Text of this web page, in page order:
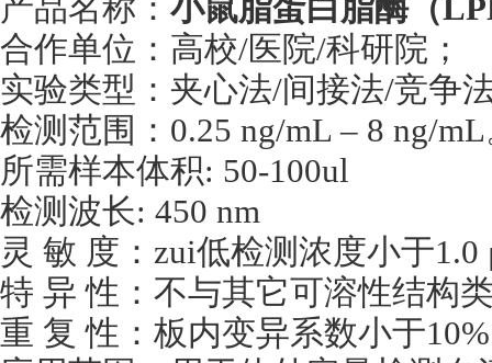
产品名称： 小鼠脂蛋白脂酶（
合作单位：高校/医院/科研院；
实验类型：夹心法/间接法/竞争
检测范围：0.25 ng/mL – 8 ng/
所需样本体积: 50-100ul
检测波长: 450 nm
灵 敏 度：zui低检测浓度小于1.0
特 异 性：不与其它可溶性结构
重 复 性：板内变异系数小于